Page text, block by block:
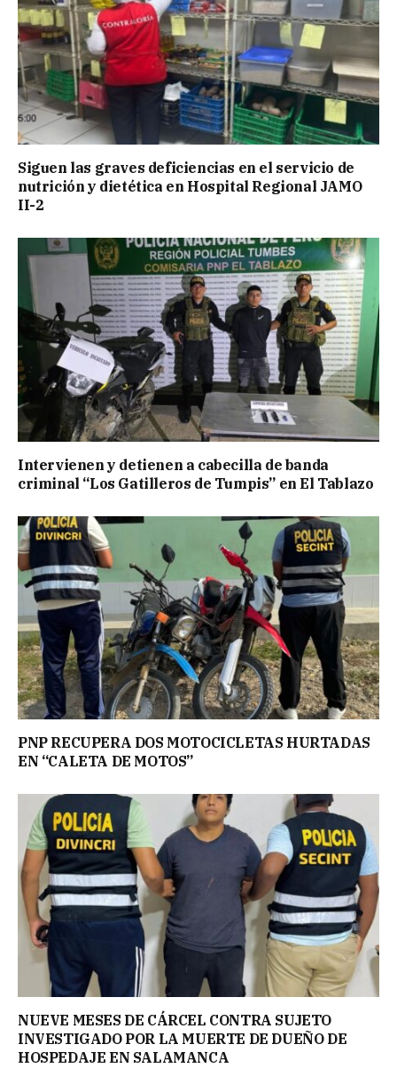
Siguen las graves deficiencias en el servicio de
nutrición y dietética en Hospital Regional JAMO
II-2
Intervienen y detienen a cabecilla de banda
criminal “Los Gatilleros de Tumpis” en El Tablazo
PNP RECUPERA DOS MOTOCICLETAS HURTADAS
EN “CALETA DE MOTOS”
NUEVE MESES DE CÁRCEL CONTRA SUJETO
INVESTIGADO POR LA MUERTE DE DUEÑO DE
HOSPEDAJE EN SALAMANCA